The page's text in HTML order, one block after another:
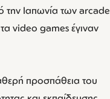
την Ιαπωνία των arcade
video games έγιναν
προσπάθεια του